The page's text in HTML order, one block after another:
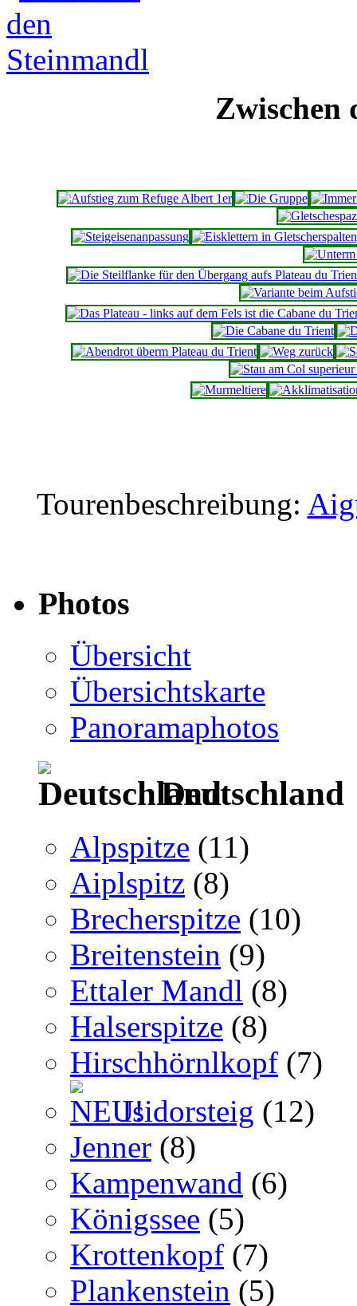
Zwischen
Tourenbeschreibung:
Photos
Übersicht
Übersichtskarte
Panoramaphotos
Deutschland
Alpspitze (11)
Aiplspitz (8)
Brecherspitze (10)
Breitenstein (9)
Ettaler Mandl (8)
Halserspitze (8)
Hirschhörnlkopf (7)
Isidorsteig (12)
Jenner (8)
Kampenwand (6)
Königssee (5)
Krottenkopf (7)
Plankenstein (5)